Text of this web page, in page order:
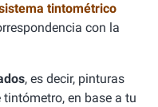
tintométrico
con la
, es decir, pinturas
en base a tu